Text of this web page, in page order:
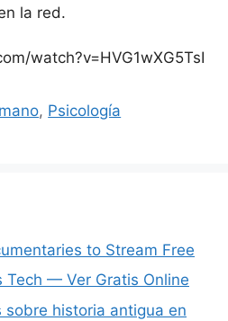
la red.
watch?v=HVG1wXG5TsI
, Psicología
to Stream Free
Tech — Ver Gratis Online
historia antigua en